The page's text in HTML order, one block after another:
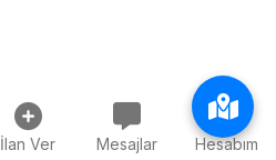
İlan Ver Mesajlar Hesabım